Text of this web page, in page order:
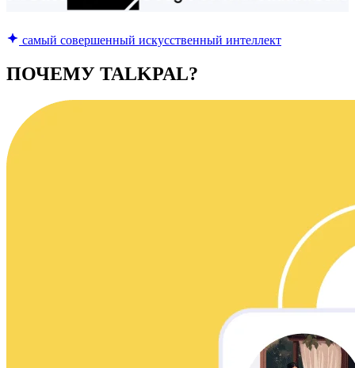
самый совершенный искусственный интеллект
ПОЧЕМУ TALKPAL?